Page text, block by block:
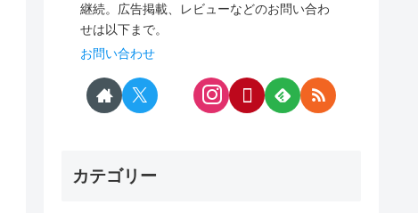
継続。広告掲載、レビューなどのお問い合わ
せは以下まで。
お問い合わせ
カテゴリー